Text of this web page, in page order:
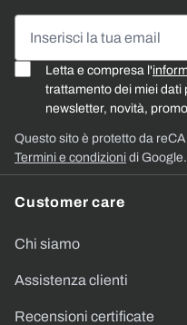
Customer care
Chi siamo
Assistenza clienti
Recensioni certificate
Letta e compresa l'
trattamento dei miei dati
newsletter, novità,
Questo sito è protetto da
Termini e condizioni di Google.